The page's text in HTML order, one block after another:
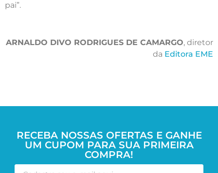
pai”.
ARNALDO DIVO RODRIGUES DE CAMARGO, diretor
da Editora EME
RECEBA NOSSAS OFERTAS E GANHE
UM CUPOM PARA SUA PRIMEIRA
COMPRA!